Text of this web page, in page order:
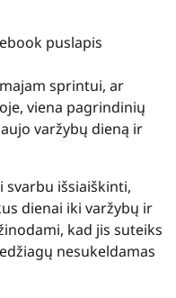
puslapis
sprintui, ar
viena pagrindinių
varžybų dieną ir
išsiaiškinti,
dienai iki varžybų ir
kad jis suteiks
nesukeldamas